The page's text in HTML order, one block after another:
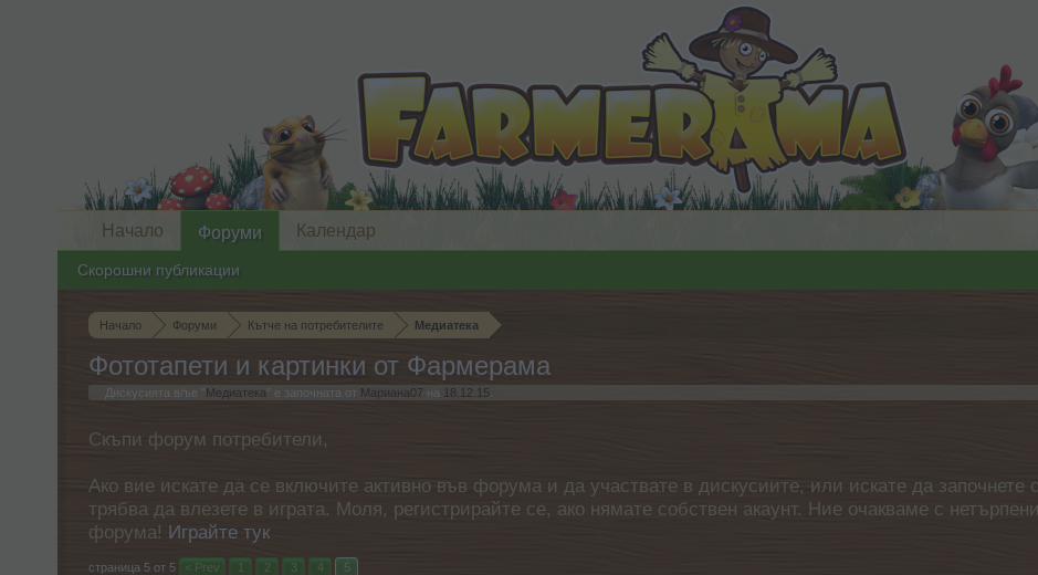
Начало Форуми Кътче на потребителите Медиатека
Фототапети и картинки от Фармерама
Дискусията в/ъв " Медиатека " е започната от Мариана07 на 18.12.15
Скъпи форум потребители,
Ако вие искате да се включите активно във форума и да участвате в дискусиите, или искате да
трябва да влезете в играта. Моля, регистрирайте се, ако нямате собствен акаунт. Ние очакваме с
форума! Играйте тук
страница 5 от 5 < Prev 1 2 3 4 5
Начало Форуми
Скорошни публикации
Календар